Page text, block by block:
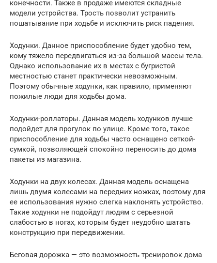
конечности. Также в продаже имеются складные
модели устройства. Трость позволит устранить
пошатывание при ходьбе и исключить риск падения.
Ходунки. Данное приспособление будет удобно тем,
кому тяжело передвигаться из-за большой массы тела.
Однако использование их в местах с бугристой
местностью станет практически невозможным.
Поэтому обычные ходунки, как правило, применяют
пожилые люди для ходьбы дома.
Ходунки-роллаторы. Данная модель ходунков лучше
подойдет для прогулок по улице. Кроме того, такое
приспособление для ходьбы часто оснащено сеткой-
сумкой, позволяющей спокойно переносить до дома
пакеты из магазина.
Ходунки на двух колесах. Данная модель оснащена
лишь двумя колесами на передних ножках, поэтому для
ее использования нужно слегка наклонять устройство.
Такие ходунки не подойдут людям с серьезной
слабостью в ногах, которым будет неудобно шатать
конструкцию при передвижении.
Беговая дорожка — это возможность тренировок дома